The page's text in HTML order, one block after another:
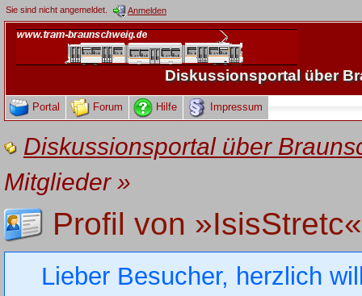
Sie sind nicht angemeldet. Anmelden
Diskussionsportal über
Portal Forum Hilfe Impressum
Diskussionsportal über
Mitglieder»
Profil von »IsisStretc«
Lieber Besucher, herzlich